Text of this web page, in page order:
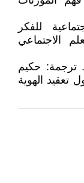
الاجتماعية للفكر
الاجتماعي
والنشوء. ترجمة: حكيم
تعقيد الهوية